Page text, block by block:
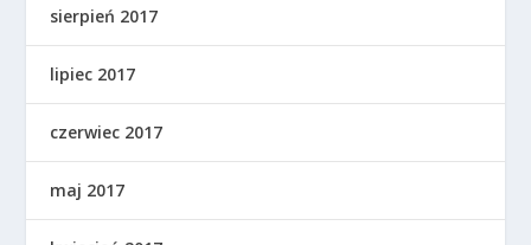
sierpień 2017
lipiec 2017
czerwiec 2017
maj 2017